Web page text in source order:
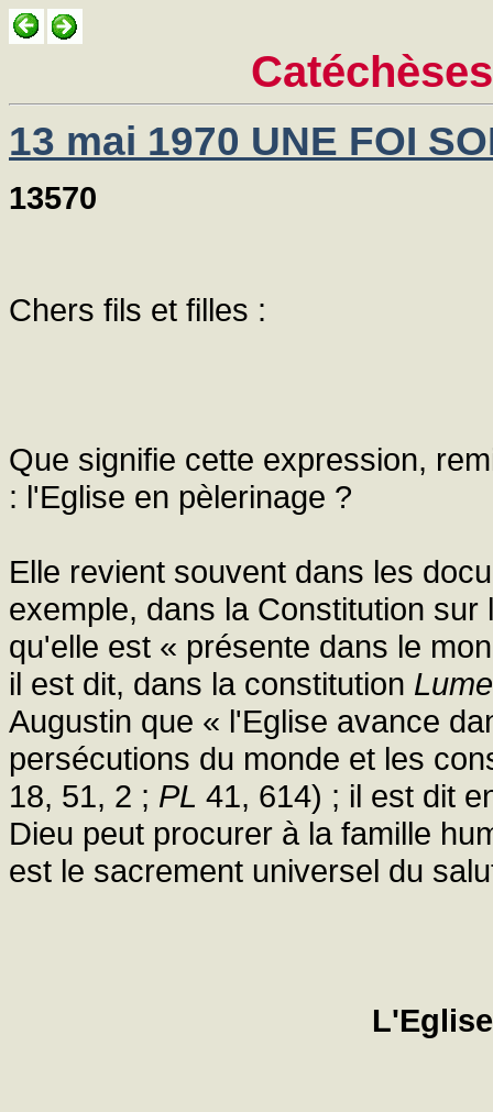
13 mai 1970 UNE FOI
13570
Chers fils et filles :
Que signifie cette expression,
: l'Eglise en pèlerinage ?
Elle revient souvent dans les
exemple, dans la Constitution
qu'elle est « présente dans le
il est dit, dans la constitution
Augustin que « l'Eglise avance
persécutions du monde et les
18, 51, 2 ; PL 41, 614) ; il est dit
Dieu peut procurer à la famille
est le sacrement universel du